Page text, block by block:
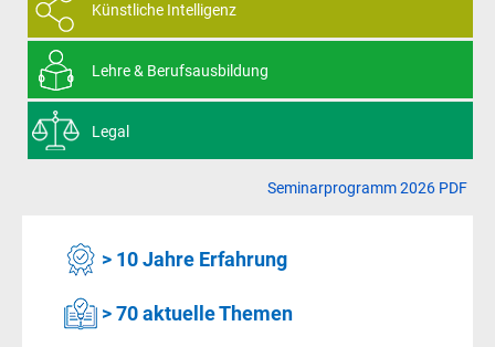
Seminarprogramm 2026 PDF
Künstliche Intelligenz
Lehre & Berufsausbildung
Legal
> 10 Jahre Erfahrung
> 70 aktuelle Themen